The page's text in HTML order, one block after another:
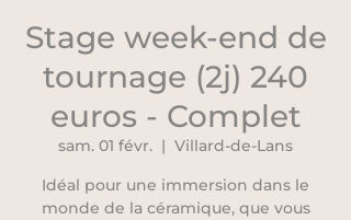
Stage week-end de
tournage (2j) 240
euros - Complet
sam. 01 févr.
  |
Villard-de-Lans
Idéal pour une immersion dans le
monde de la céramique, que vous